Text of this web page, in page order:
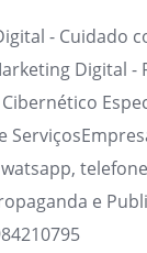
- Cuidado
Digital
e